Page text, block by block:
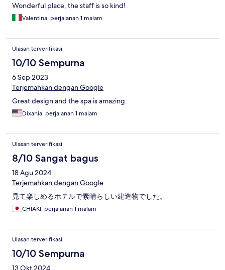
Wonderful place, the staff is so kind!
Valentina, perjalanan 1 malam
Ulasan terverifikasi
10/10 Sempurna
6 Sep 2023
Terjemahkan dengan Google
Great design and the spa is amazing.
Dixania, perjalanan 1 malam
Ulasan terverifikasi
8/10 Sangat bagus
18 Agu 2024
Terjemahkan dengan Google
見て楽しめるホテルで素晴らしい建造物でした。
CHIAKI, perjalanan 1 malam
Ulasan terverifikasi
10/10 Sempurna
13 Okt 2024